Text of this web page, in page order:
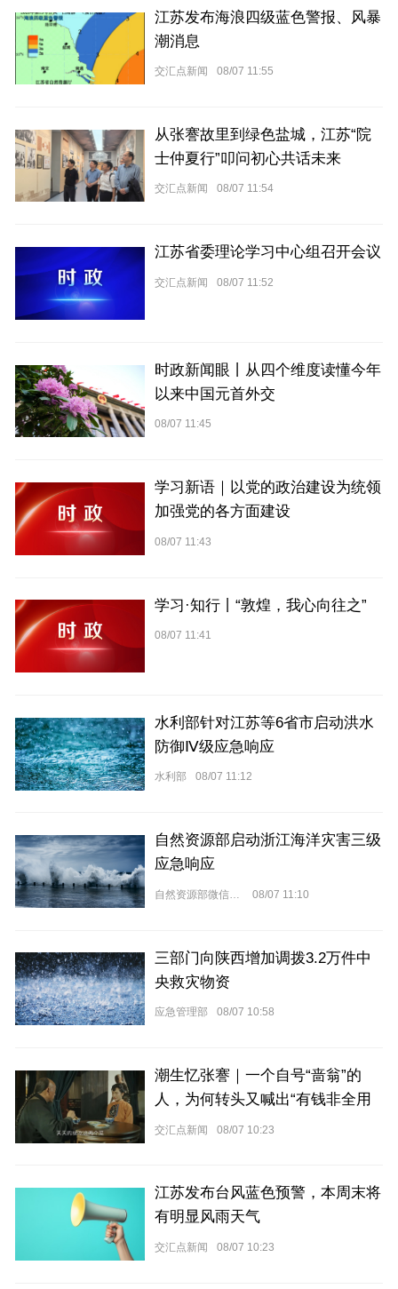
江苏发布海浪四级蓝色警报、风暴
潮消息
交汇点新闻 08/07 11:55
从张謇故里到绿色盐城，江苏“院
士仲夏行”叩问初心共话未来
交汇点新闻 08/07 11:54
江苏省委理论学习中心组召开会议
交汇点新闻 08/07 11:52
时政新闻眼丨从四个维度读懂今年
以来中国元首外交
08/07 11:45
学习新语｜以党的政治建设为统领
加强党的各方面建设
08/07 11:43
学习·知行丨“敦煌，我心向往之”
08/07 11:41
水利部针对江苏等6省市启动洪水
防御Ⅳ级应急响应
水利部 08/07 11:12
自然资源部启动浙江海洋灾害三级
应急响应
08/07 11:10
三部门向陕西增加调拨3.2万件中
央救灾物资
应急管理部 08/07 10:58
潮生忆张謇｜一个自号“啬翁”的
人，为何转头又喊出“有钱非全用
掉不可”？
交汇点新闻 08/07 10:23
江苏发布台风蓝色预警，本周末将
有明显风雨天气
交汇点新闻 08/07 10:23